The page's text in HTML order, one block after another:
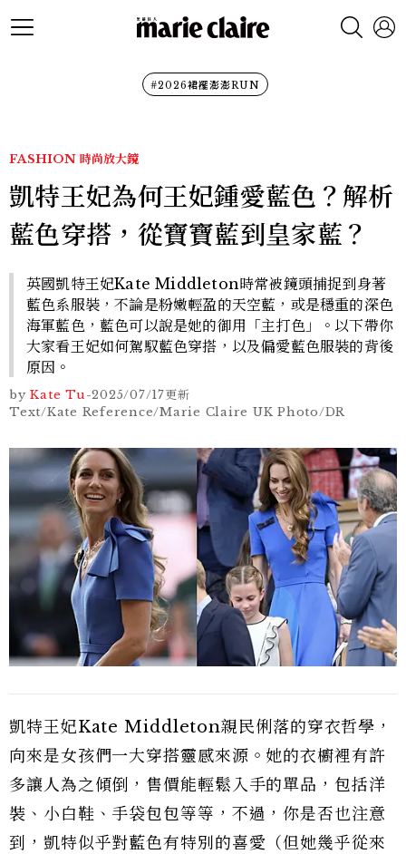
#2026裙襬澎澎RUN
FASHION 時尚放大鏡
凱特王妃為何王妃鍾愛藍色？解析
藍色穿搭，從寶寶藍到皇家藍？
英國凱特王妃Kate Middleton時常被鏡頭捕捉到身著
藍色系服裝，不論是粉嫩輕盈的天空藍，或是穩重的深色
海軍藍色，藍色可以說是她的御用「主打色」。以下帶你
大家看王妃如何駕馭藍色穿搭，以及偏愛藍色服裝的背後
原因。
by Kate Tu-2025/07/17更新
Text/Kate Reference/Marie Claire UK Photo/DR
凱特王妃Kate Middleton親民俐落的穿衣哲學，
向來是女孩們一大穿搭靈感來源。她的衣櫥裡有許
多讓人為之傾倒，售價能輕鬆入手的單品，包括洋
裝、小白鞋、手袋包包等等，不過，你是否也注意
到，凱特似乎對藍色有特別的喜愛（但她幾乎從來